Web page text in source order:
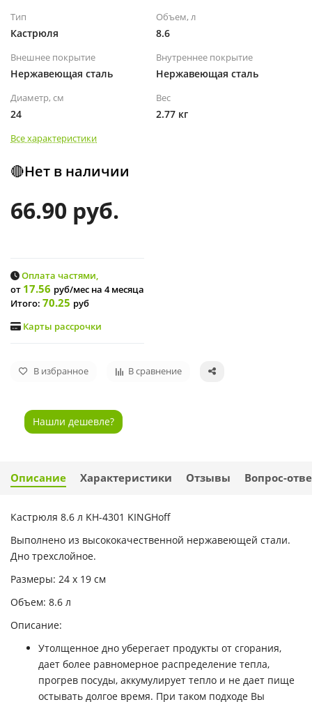
Тип
Кастрюля
Объем, л
8.6
Внешнее покрытие
Нержавеющая сталь
Внутреннее покрытие
Нержавеющая сталь
Диаметр, см
24
Вес
2.77 кг
Все характеристики
🔴Нет в наличии
66.90 руб.
Оплата частями,
от 17.56 руб/мес на 4 месяца
Итого: 70.25 руб
Карты рассрочки
В избранное В сравнение
Нашли дешевле?
Описание Характеристики Отзывы Вопрос-
Кастрюля 8.6 л KH-4301 KINGHoff
Выполнено из высококачественной нержавеющей стали.
Дно трехслойное.
Размеры: 24 x 19 см
Объем: 8.6 л
Описание:
Утолщенное дно уберегает продукты от сгорания,
дает более равномерное распределение тепла,
прогрев посуды, аккумулирует тепло и не дает пище
остывать долгое время. При таком подходе Вы